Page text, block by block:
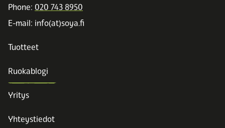
Phone: 020 743 8950
E-mail: info(at)soya.fi
Tuotteet
Ruokablogi
Yritys
Yhteystiedot